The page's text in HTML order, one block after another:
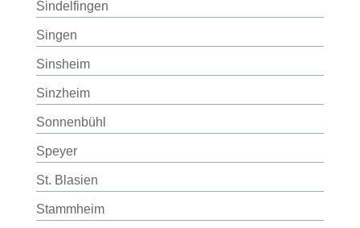
Sindelfingen
Singen
Sinsheim
Sinzheim
Sonnenbühl
Speyer
St. Blasien
Stammheim